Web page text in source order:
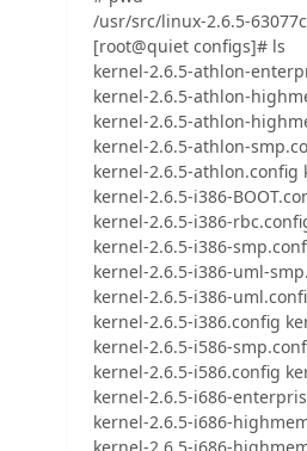
/usr/src/linux-2.6.5-
[root@quiet configs]# ls
kernel-2.6.5-athlon-
kernel-2.6.5-athlon-
kernel-2.6.5-athlon-
kernel-2.6.5-athlon-
kernel-2.6.5-
kernel-2.6.5-i386-
kernel-2.6.5-i386-
kernel-2.6.5-i386-
kernel-2.6.5-i386-uml-
kernel-2.6.5-i386-
kernel-2.6.5-i386.config
kernel-2.6.5-i586-
kernel-2.6.5-i586.config
kernel-2.6.5-i686-
kernel-2.6.5-i686-
kernel-2.6.5-i686-